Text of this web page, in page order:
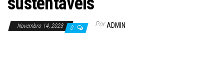
Novembro 14, 2023 0 Por ADMIN